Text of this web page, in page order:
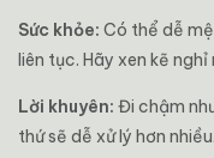
Sức khỏe: Có thể dễ
liên tục. Hãy xen kẽ
Lời khuyên: Đi chậm
thứ sẽ dễ xử lý hơn nhiều.